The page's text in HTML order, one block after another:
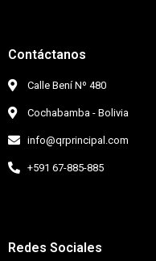
Contáctanos
Calle Bení Nº 480
Cochabamba - Bolivia
info@qrprincipal.com
+591 67-885-885
Redes Sociales